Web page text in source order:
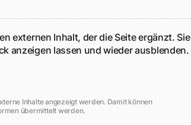
externen Inhalt, der die Seite ergänzt. Sie
anzeigen lassen und wieder ausblenden.
Inhalte angezeigt werden. Damit können
übermittelt werden.